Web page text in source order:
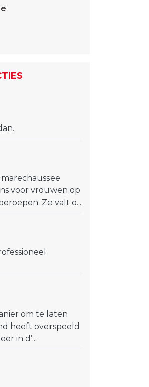
voor vrouwen op
Ze valt o...
om te laten
heeft overspeeld
in d’...